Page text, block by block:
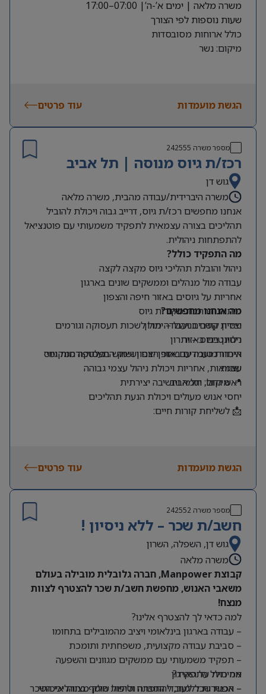
משרה מלאה | ימים א’-ה’| 07:00–17:00
שעות נוספות לפי הצורך
כולל ארוחות מסובסדות
מיקום: נשר
הגשת מועמדות עוד פרטים
מספר משרה 242555
רכז/ת גיוס מנוסה | תל אביב
גוש דן
משרה היברידית/עבודה מהבית, משרה מלאה
אנחנו מחפשים רכז/ת גיוס, דרייב גבוה ויכולת להוביל
תהליכים בצורה עצמאית לתפקיד משמעותי עם פוטנציאל
להתפתחות ניהולית.
מה התפקיד כולל?
ניהול והובלת תהליכי גיוס מקצה לקצה
עבודה מול מנהלים וממשקים שונים בארגון
אחריות על גיוסים באזור חיפה והצפון
פיתוח והרחבת מקורות גיוס
יצירת קשרים ועבודה מול לשכות תעסוקה וגורמים
רלוונטיים באזור
איתור מועמדים באופן יזום ושימוש בפלטפורמות גיוס
שונות
מה אנחנו מחפשים?
ניסיון קודם בניהול – יתרון
ניסיון בגיוס – יתרון
היכרות טובה עם אזור הצפון ושוק התעסוקה המקומי
עצמאות, אחריות ויכולת ניהול עצמי גבוהה
ראש גדול, יוזמה וחשיבה יצירתית
יחסי אנוש מעולים ויכולת הנעת תהליכים
📍 מיקום: תל אביב
📩 לשליחת קורות חיים:
הגשת מועמדות עוד פרטים
מספר משרה 242552
חשב/ת שכר – ללא ניסיון !
גוש דן, השפלה, השרון
משרה מלאה
קבוצת Manpower, חברה גלובלית מובילה בעולם
משאבי האנוש, מחפשת חשב/ת שכר להצטרף לצוות
מנצח!
למה כדאי לך להצטרף אלינו?
– עבודה בארגון בינלאומי ויציב מהמובילים בתחומו
– סביבת עבודה מקצועית, משפחתית ותומכת
– תפקיד משמעותי עם ממשקים מגוונים והשפעה
אמיתית על הארגון
– אפשרות ללמוד, להתפתח ולהיות חלק מצוות איכותי
מה כולל התפקיד?
– הכנת שכר לעובדי החברה וטיפול שוטף בתהליכי השכר